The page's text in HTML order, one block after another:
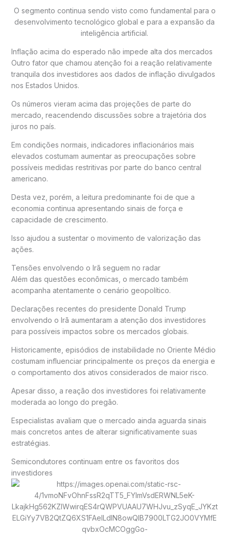
O segmento continua sendo visto como fundamental para o
desenvolvimento tecnológico global e para a expansão da
inteligência artificial.
Inflação acima do esperado não impede alta dos mercados
Outro fator que chamou atenção foi a reação relativamente
tranquila dos investidores aos dados de inflação divulgados
nos Estados Unidos.
Os números vieram acima das projeções de parte do
mercado, reacendendo discussões sobre a trajetória dos
juros no país.
Em condições normais, indicadores inflacionários mais
elevados costumam aumentar as preocupações sobre
possíveis medidas restritivas por parte do banco central
americano.
Desta vez, porém, a leitura predominante foi de que a
economia continua apresentando sinais de força e
capacidade de crescimento.
Isso ajudou a sustentar o movimento de valorização das
ações.
Tensões envolvendo o Irã seguem no radar
Além das questões econômicas, o mercado também
acompanha atentamente o cenário geopolítico.
Declarações recentes do presidente Donald Trump
envolvendo o Irã aumentaram a atenção dos investidores
para possíveis impactos sobre os mercados globais.
Historicamente, episódios de instabilidade no Oriente Médio
costumam influenciar principalmente os preços da energia e
o comportamento dos ativos considerados de maior risco.
Apesar disso, a reação dos investidores foi relativamente
moderada ao longo do pregão.
Especialistas avaliam que o mercado ainda aguarda sinais
mais concretos antes de alterar significativamente suas
estratégias.
Semicondutores continuam entre os favoritos dos
investidores